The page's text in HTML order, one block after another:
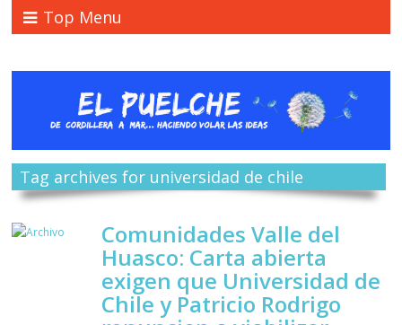
Top Menu
Tag archives for universidad de chile
Comunidades Valle del
Huasco: Carta abierta
exigen que Universidad de
Chile y Patricio Rodrigo